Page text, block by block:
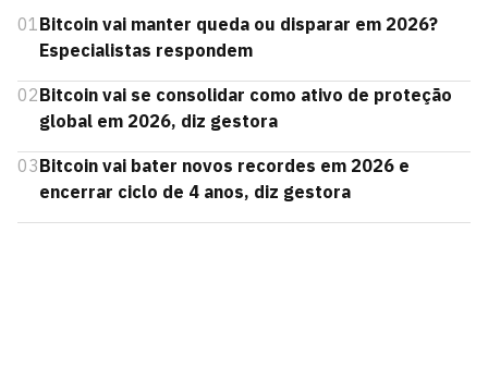
01Bitcoin vai manter queda ou disparar em 2026?
Especialistas respondem
02Bitcoin vai se consolidar como ativo de proteção
global em 2026, diz gestora
03Bitcoin vai bater novos recordes em 2026 e
encerrar ciclo de 4 anos, diz gestora